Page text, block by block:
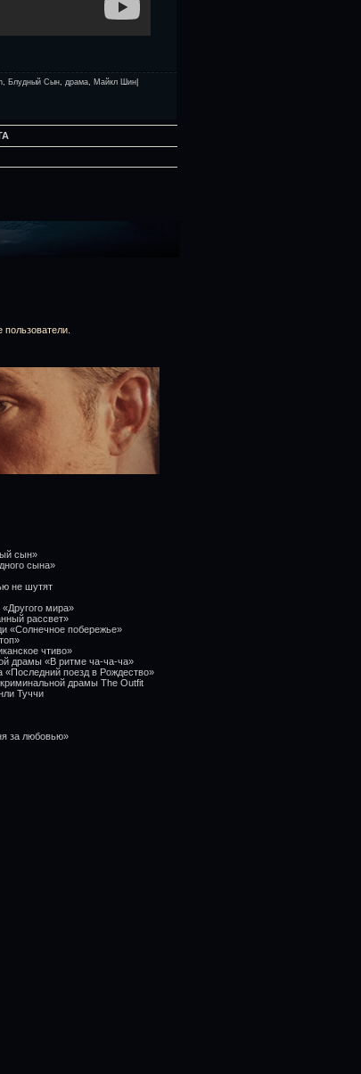
Блудный Сын драма Майкл Шин
сын»
сына»
не шутят
мира»
рассвет»
«Солнечное побережье»
чтиво»
драмы «В ритме ча-ча-ча»
«Последний поезд в Рождество»
криминальной драмы The Outfit
Туччи
за любовью»